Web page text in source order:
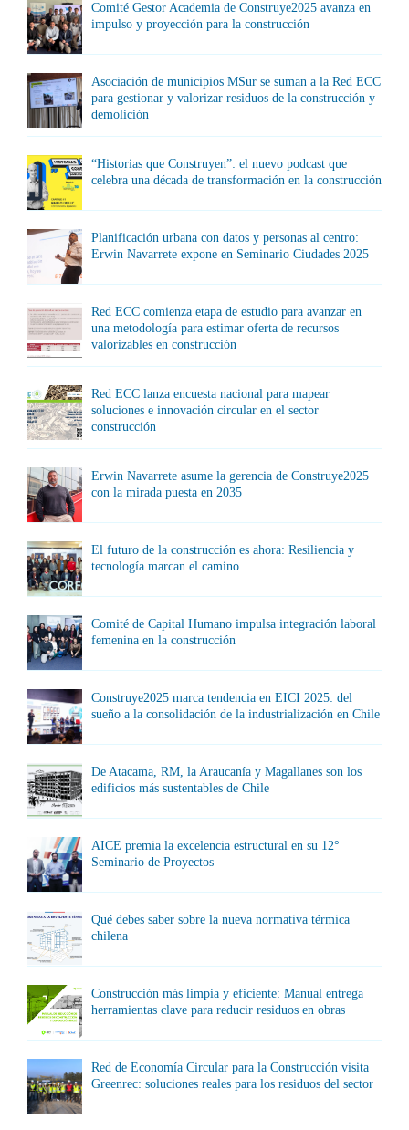
Comité Gestor Academia de Construye2025 avanza en
impulso y proyección para la construcción
Asociación de municipios MSur se suman a la Red ECC
para gestionar y valorizar residuos de la construcción y
demolición
“Historias que Construyen”: el nuevo podcast que
celebra una década de transformación en la construcción
Planificación urbana con datos y personas al centro:
Erwin Navarrete expone en Seminario Ciudades 2025
Red ECC comienza etapa de estudio para avanzar en
una metodología para estimar oferta de recursos
valorizables en construcción
Red ECC lanza encuesta nacional para mapear
soluciones e innovación circular en el sector
construcción
Erwin Navarrete asume la gerencia de Construye2025
con la mirada puesta en 2035
El futuro de la construcción es ahora: Resiliencia y
tecnología marcan el camino
Comité de Capital Humano impulsa integración laboral
femenina en la construcción
Construye2025 marca tendencia en EICI 2025: del
sueño a la consolidación de la industrialización en Chile
De Atacama, RM, la Araucanía y Magallanes son los
edificios más sustentables de Chile
AICE premia la excelencia estructural en su 12°
Seminario de Proyectos
Qué debes saber sobre la nueva normativa térmica
chilena
Construcción más limpia y eficiente: Manual entrega
herramientas clave para reducir residuos en obras
Red de Economía Circular para la Construcción visita
Greenrec: soluciones reales para los residuos del sector